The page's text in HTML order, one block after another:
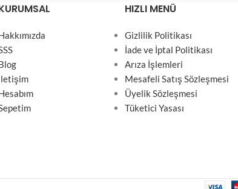
HIZLI MENÜ
Gizlilik Politikası
İade ve İptal Politikası
Arıza İşlemleri
Mesafeli Satış Sözleşmesi
Üyelik Sözleşmesi
Tüketici Yasası